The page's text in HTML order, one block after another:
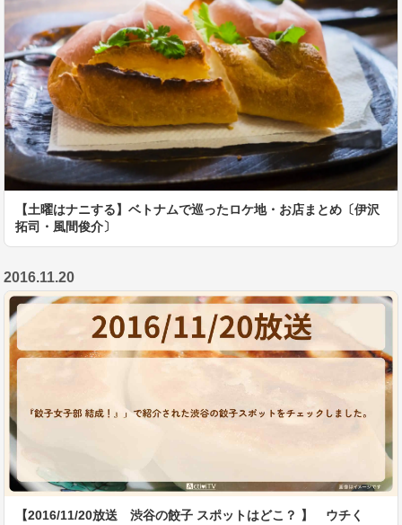
【土曜はナニする】ベトナムで巡ったロケ地・お店まとめ〔伊沢
拓司・風間俊介〕
2016.11.20
【2016/11/20放送 渋谷の餃子 スポットはどこ？ 】 ウチく